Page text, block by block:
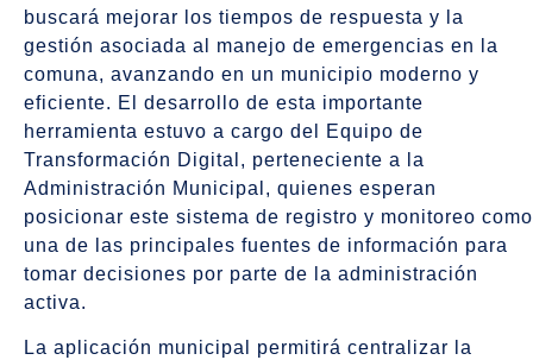
buscará mejorar los tiempos de respuesta y la
gestión asociada al manejo de emergencias en la
comuna, avanzando en un municipio moderno y
eficiente. El desarrollo de esta importante
herramienta estuvo a cargo del Equipo de
Transformación Digital, perteneciente a la
Administración Municipal, quienes esperan
posicionar este sistema de registro y monitoreo como
una de las principales fuentes de información para
tomar decisiones por parte de la administración
activa.
La aplicación municipal permitirá centralizar la